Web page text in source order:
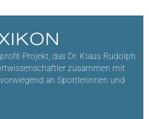
Projekt, das Dr. Klaus Rudolph
zusammen mit
an Sportlerinnen und